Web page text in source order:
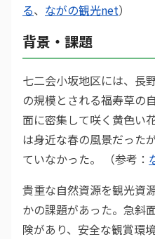
る、 ながの観光net）
背景・課題
七二会小坂地区には、長
の規模とされる福寿草の
面に密集して咲く黄色い
は身近な春の風景だった
ていなかった。 （参考：
貴重な自然資源を観光資
かの課題があった。急斜
険があり、安全な観賞環